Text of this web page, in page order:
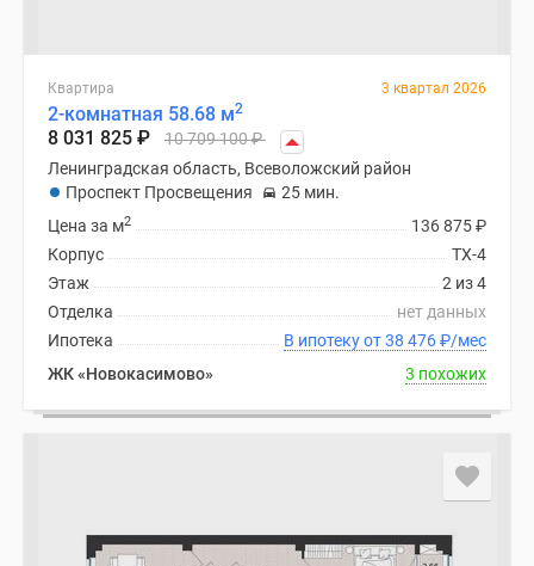
Квартира 3 квартал 2026
2-комнатная 58.68 м2
8 031 825 ₽ 10 709 100₽
Ленинградская область, Всеволожский район
Проспект Просвещения
25 мин.
136 875₽
Цена за м2
ТХ-4
Корпус
2 из 4
Этаж
нет данных
Отделка
В ипотеку от 38 476₽/мес
Ипотека
ЖК «Новокасимово»
3 похожих